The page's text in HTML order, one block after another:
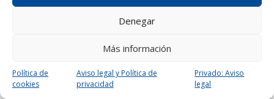
Denegar
Más información
Política de
cookies
Aviso legal y Política de
privacidad
Privado: Aviso
legal